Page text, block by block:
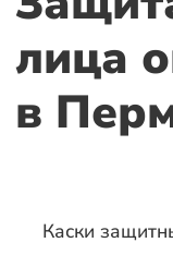
лица
в
Каски